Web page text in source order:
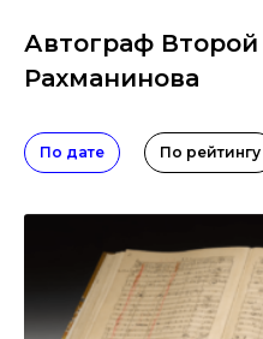
Автограф
Рахманинова
По дате По рейтингу